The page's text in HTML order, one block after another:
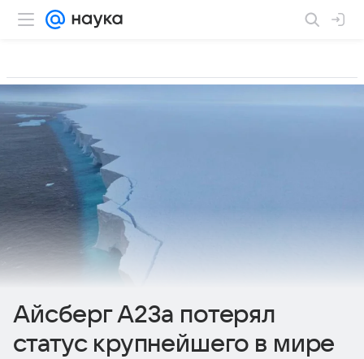
Айсберг А23а потерял
статус крупнейшего в мире